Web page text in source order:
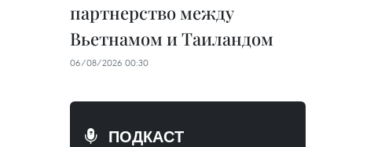
партнерство между
Вьетнамом и Таиландом
06/08/2026 00:30
ПОДКАСТ